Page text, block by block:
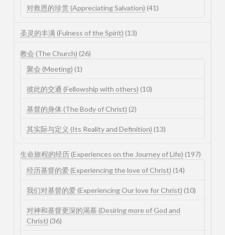
对救恩的珍赏 (Appreciating Salvation) (41)
圣灵的丰满 (Fulness of the Spirit) (13)
教会 (The Church) (26)
聚会 (Meeting) (1)
彼此的交通 (Fellowship with others) (10)
基督的身体 (The Body of Christ) (2)
其实际与定义 (Its Reality and Definition) (13)
生命旅程的经历 (Experiences on the Journey of Life) (197)
经历基督的爱 (Experiencing the love of Christ) (14)
我们对基督的爱 (Experiencing Our love for Christ) (10)
对神和基督更深的渴慕 (Desiring more of God and
Christ) (36)